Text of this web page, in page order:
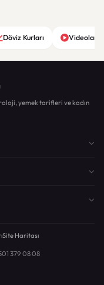
Döviz Kurları Videolar
yemek tarifleri ve kadın
Site Haritası
379 08 08